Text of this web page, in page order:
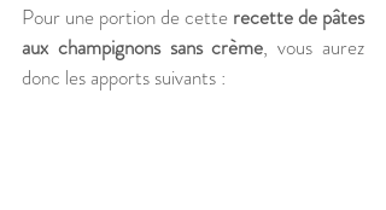
Pour une portion de cette recette de pâtes
aux champignons sans crème, vous aurez
donc les apports suivants :